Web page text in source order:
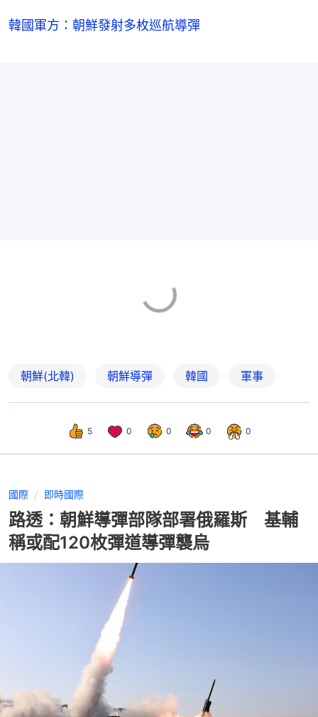
韓國軍方：朝鮮發射多枚巡航導彈
朝鮮(北韓) 朝鮮導彈 韓國 軍事
5 0 0 0 0
國際 即時國際
路透：朝鮮導彈部隊部署俄羅斯 基輔
稱或配120枚彈道導彈襲烏